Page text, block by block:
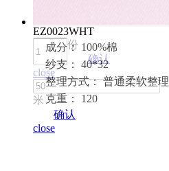
成分： 100%棉
纱支： 40*32
整理方式： 普通柔软整理
克重： 120
EZ0023WHT
份
确认
close
米
确认
close